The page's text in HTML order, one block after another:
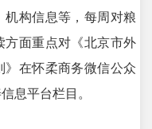
机构信息等，每周对粮
方面重点对《北京市外
》在怀柔商务微信公众
息平台栏目。